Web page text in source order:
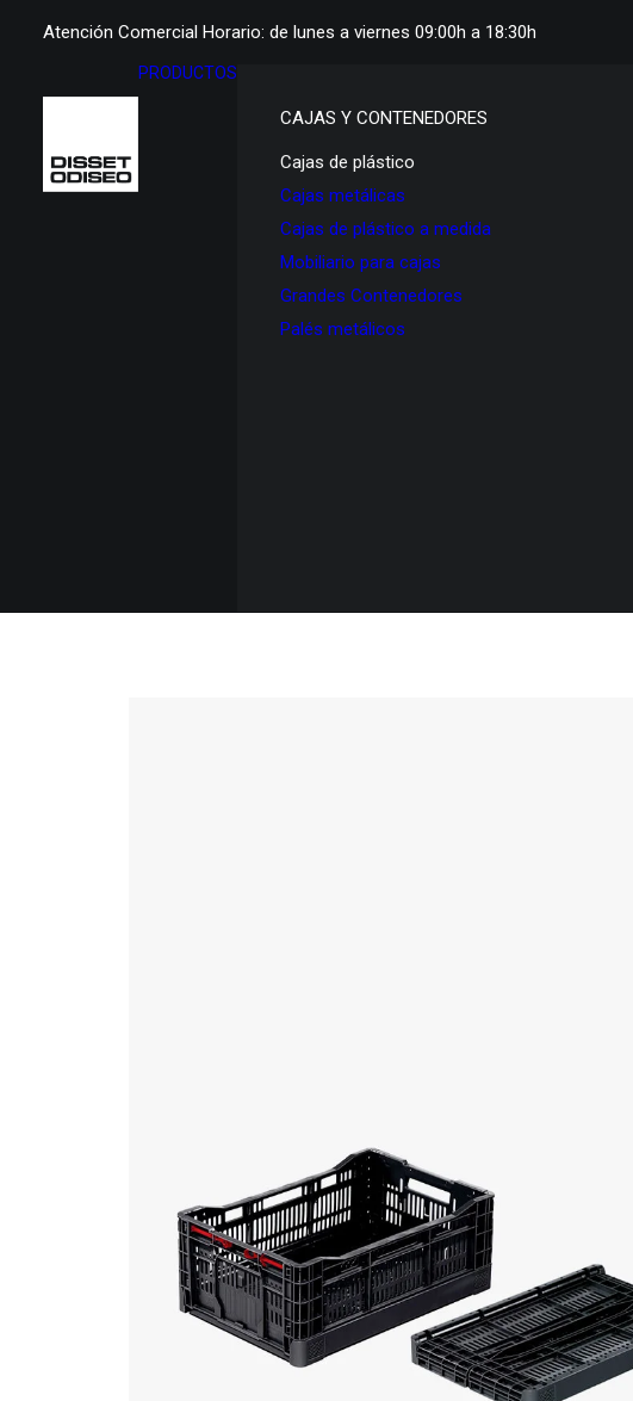
Atención Comercial Horario: de lunes a viernes 09:00h a 18:30h
PRODUCTOS
CAJAS Y CONTENEDORES
Cajas de plástico
Cajas metálicas
Cajas de plástico a medida
Mobiliario para cajas
Grandes Contenedores
Palés metálicos